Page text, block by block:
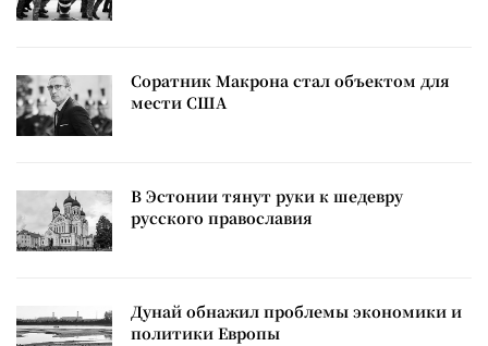
Соратник Макрона стал объектом для
мести США
В Эстонии тянут руки к шедевру
русского православия
Дунай обнажил проблемы экономики и
политики Европы